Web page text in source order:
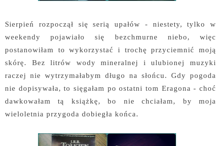
Sierpień rozpoczął się serią upałów - niestety, tylko w
weekendy pojawiało się bezchmurne niebo, więc
postanowiłam to wykorzystać i trochę przyciemnić moją
skórę. Bez litrów wody mineralnej i ulubionej muzyki
raczej nie wytrzymałabym długo na słońcu. Gdy pogoda
nie dopisywała, to sięgałam po ostatni tom Eragona - choć
dawkowałam tą książkę, bo nie chciałam, by moja
wieloletnia przygoda dobiegła końca.